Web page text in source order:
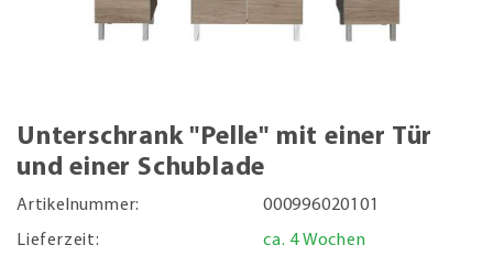
Unterschrank "Pelle" mit einer Tür
und einer Schublade
Artikelnummer:
000996020101
Lieferzeit:
ca. 4 Wochen